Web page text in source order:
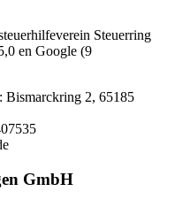
Steuerring
en Google (9
Bismarckring 2, 65185
GmbH